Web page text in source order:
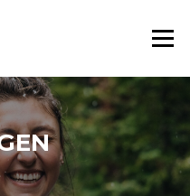
Menu